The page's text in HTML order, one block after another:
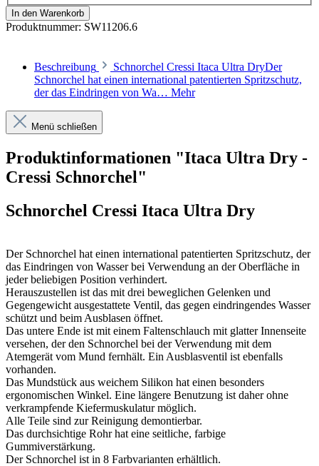
In den Warenkorb
Produktnummer: SW11206.6
Beschreibung
Schnorchel Cressi Itaca Ultra DryDer
Schnorchel hat einen international patentierten Spritzschutz,
der das Eindringen von Wa… Mehr
Menü schließen
Produktinformationen "Itaca Ultra Dry -
Cressi Schnorchel"
Schnorchel Cressi Itaca Ultra Dry
Der Schnorchel hat einen international patentierten Spritzschutz, der
das Eindringen von Wasser bei Verwendung an der Oberfläche in
jeder beliebigen Position verhindert.
Herauszustellen ist das mit drei beweglichen Gelenken und
Gegengewicht ausgestattete Ventil, das gegen eindringendes Wasser
schützt und beim Ausblasen öffnet.
Das untere Ende ist mit einem Faltenschlauch mit glatter Innenseite
versehen, der den Schnorchel bei der Verwendung mit dem
Atemgerät vom Mund fernhält. Ein Ausblasventil ist ebenfalls
vorhanden.
Das Mundstück aus weichem Silikon hat einen besonders
ergonomischen Winkel. Eine längere Benutzung ist daher ohne
verkrampfende Kiefermuskulatur möglich.
Alle Teile sind zur Reinigung demontierbar.
Das durchsichtige Rohr hat eine seitliche, farbige
Gummiverstärkung.
Der Schnorchel ist in 8 Farbvarianten erhältlich.